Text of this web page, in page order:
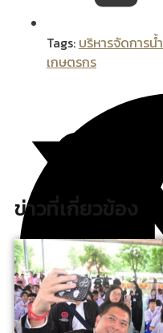
Tags: บริหารจัดการน้ำ
เกษตรกร
ข่าวที่เกี่ยวข้อง